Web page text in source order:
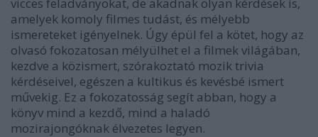
amelyek komoly filmes tudást, és mélyebb
ismereteket igényelnek. Úgy épül fel a kötet, hogy az
olvasó fokozatosan mélyülhet el a filmek világában,
kezdve a közismert, szórakoztató mozik trivia
kérdéseivel, egészen a kultikus és kevésbé ismert
művekig. Ez a fokozatosság segít abban, hogy a
könyv mind a kezdő, mind a haladó
mozirajongóknak élvezetes legyen.